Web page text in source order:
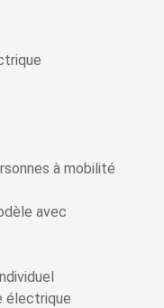
à mobilité
avec
électrique